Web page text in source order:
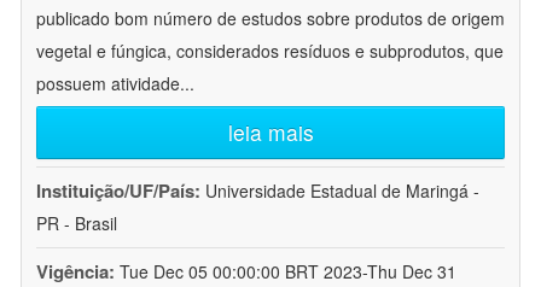
publicado bom número de estudos sobre produtos de origem
vegetal e fúngica, considerados resíduos e subprodutos, que
possuem atividade...
leia mais
Instituição/UF/País: Universidade Estadual de Maringá -
PR - Brasil
Vigência: Tue Dec 05 00:00:00 BRT 2023-Thu Dec 31